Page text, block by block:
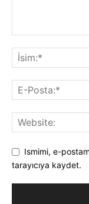
Ismimi, e-
tarayıcıya kaydet.